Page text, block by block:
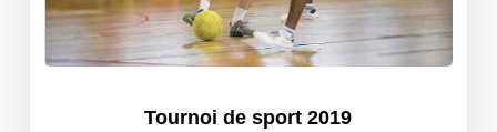
de
Tournoi de sport 2019